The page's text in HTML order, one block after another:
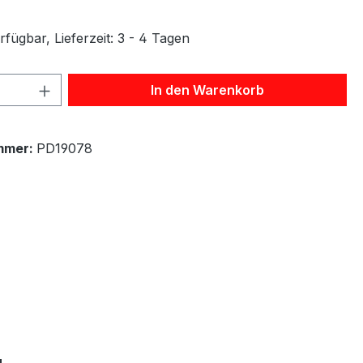
Lieferzeit: 3 - 4 Tagen
Anzahl: Gib den gewünschten Wert
In den Warenkorb
PD19078